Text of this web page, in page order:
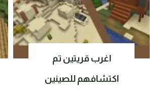
اغرب قريتين تم
اكتشافهم للصينين